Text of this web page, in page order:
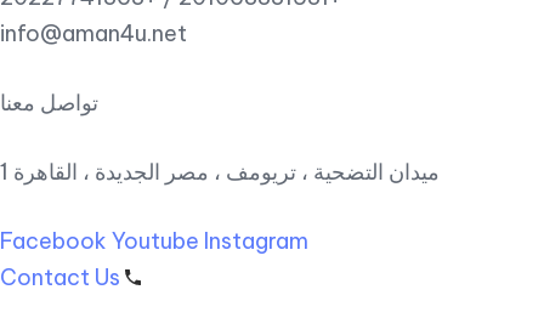
info@aman4u.net
تواصل معنا
1 ميدان التضحية ، تريومف ، مصر الجديدة ، القاهرة
Facebook Youtube Instagram
Contact Us